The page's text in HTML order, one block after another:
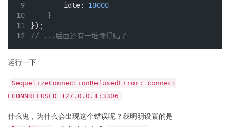
        idle:
10000
    }
});
// ...后面还有一堆懒得贴了
运行一下
SequelizeConnectionRefusedError: connect
ECONNREFUSED 127.0.0.1:3306
什么鬼，为什么会出现这个错误呢？我明明设置的是